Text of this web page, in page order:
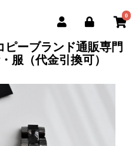
0
ーブランド通販専門
服（代金引換可）